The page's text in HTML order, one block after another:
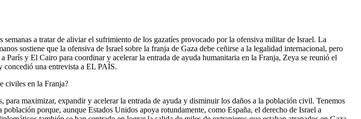
a tratar de aliviar el sufrimiento de los gazatíes provocado por la ofensiva militar de Israel. La
sostiene que la ofensiva de Israel sobre la franja de Gaza debe ceñirse a la legalidad internacional, pero
y El Cairo para coordinar y acelerar la entrada de ayuda humanitaria en la Franja, Zeya se reunió el
concedió una entrevista a EL PAÍS.
civiles en la Franja?
para maximizar, expandir y acelerar la entrada de ayuda y disminuir los daños a la población civil. Tenemos
porque, aunque Estados Unidos apoya rotundamente, como España, el derecho de Israel a